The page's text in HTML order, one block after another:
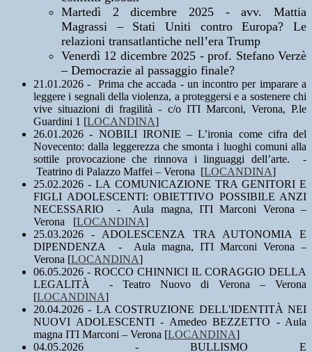
Martedì 2 dicembre 2025 - avv. Mattia
Magrassi – Stati Uniti contro Europa? Le
relazioni transatlantiche nell’era Trump
Venerdì 12 dicembre 2025 - prof. Stefano Verzè
– Democrazie al passaggio finale?
21.01.2026 - Prima che accada - un incontro per imparare a
leggere i segnali della violenza, a proteggersi e a sostenere chi
vive situazioni di fragilità - c/o ITI Marconi, Verona, P.le
Guardini 1 [LOCANDINA]
26.01.2026 - NOBILI IRONIE – L’ironia come cifra del
Novecento: dalla leggerezza che smonta i luoghi comuni alla
sottile provocazione che rinnova i linguaggi dell’arte. -
Teatrino di Palazzo Maffei – Verona [LOCANDINA]
25.02.2026 - LA COMUNICAZIONE TRA GENITORI E
FIGLI ADOLESCENTI: OBIETTIVO POSSIBILE ANZI
NECESSARIO - Aula magna, ITI Marconi Verona –
Verona [LOCANDINA]
25.03.2026 - ADOLESCENZA TRA AUTONOMIA E
DIPENDENZA - Aula magna, ITI Marconi Verona –
Verona [LOCANDINA]
06.05.2026 - ROCCO CHINNICI IL CORAGGIO DELLA
LEGALITÀ - Teatro Nuovo di Verona – Verona
[LOCANDINA]
20.04.2026 - LA COSTRUZIONE DELL'IDENTITÀ NEI
NUOVI ADOLESCENTI - Amedeo BEZZETTO - Aula
magna ITI Marconi – Verona [LOCANDINA]
04.05.2026 - BULLISMO E